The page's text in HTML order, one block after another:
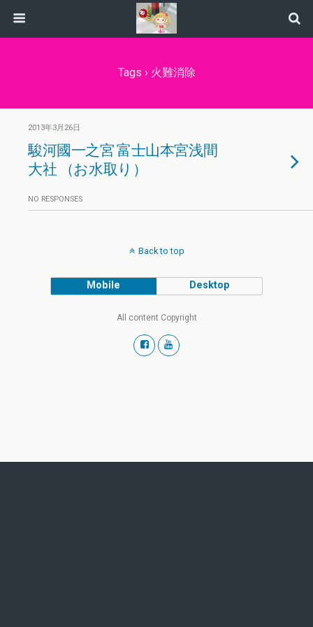
Tags › 火難消除
2013年3月26日
駿河國一之宮 富士山本宮浅間
大社 （お水取り）
NO RESPONSES
Back to top
Mobile Desktop
All content Copyright